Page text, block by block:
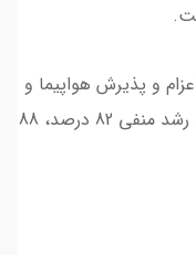
و پذیرش هواپیما و
ارسال و پذیرش بار و پست نیز به ترتیب رشد منفی 82 درصد، 88